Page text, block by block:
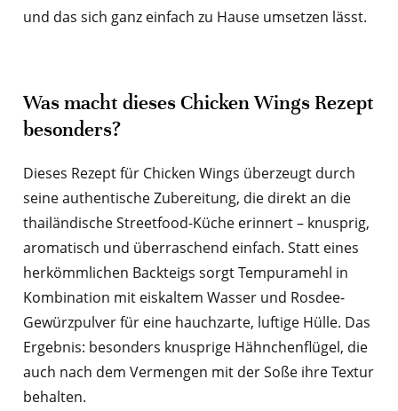
und das sich ganz einfach zu Hause umsetzen lässt.
Was macht dieses Chicken Wings Rezept
besonders?
Dieses Rezept für Chicken Wings überzeugt durch
seine authentische Zubereitung, die direkt an die
thailändische Streetfood-Küche erinnert – knusprig,
aromatisch und überraschend einfach. Statt eines
herkömmlichen Backteigs sorgt Tempuramehl in
Kombination mit eiskaltem Wasser und Rosdee-
Gewürzpulver für eine hauchzarte, luftige Hülle. Das
Ergebnis: besonders knusprige Hähnchenflügel, die
auch nach dem Vermengen mit der Soße ihre Textur
behalten.